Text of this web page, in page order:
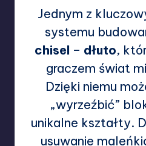
Jednym z
systemu
chisel – dłuto,
graczem świat
Dzięki niemu
„wyrzeźbić”
unikalne kształty.
usuwanie